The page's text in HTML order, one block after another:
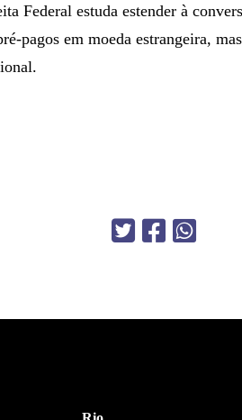
Federal estuda estender à
pagos em moeda estrangeira,